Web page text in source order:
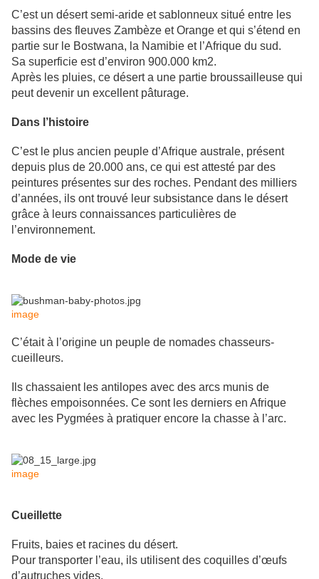
C’est un désert semi-aride et sablonneux situé entre les
bassins des fleuves Zambèze et Orange et qui s’étend en
partie sur le Bostwana, la Namibie et l’Afrique du sud.
Sa superficie est d’environ 900.000 km2.
Après les pluies, ce désert a une partie broussailleuse qui
peut devenir un excellent pâturage.
Dans l’histoire
C’est le plus ancien peuple d’Afrique australe, présent
depuis plus de 20.000 ans, ce qui est attesté par des
peintures présentes sur des roches. Pendant des milliers
d’années, ils ont trouvé leur subsistance dans le désert
grâce à leurs connaissances particulières de
l’environnement.
Mode de vie
image
C’était à l’origine un peuple de nomades chasseurs-
cueilleurs.
Ils chassaient les antilopes avec des arcs munis de
flèches empoisonnées. Ce sont les derniers en Afrique
avec les Pygmées à pratiquer encore la chasse à l’arc.
image
Cueillette
Fruits, baies et racines du désert.
Pour transporter l’eau, ils utilisent des coquilles d’œufs
d’autruches vides.